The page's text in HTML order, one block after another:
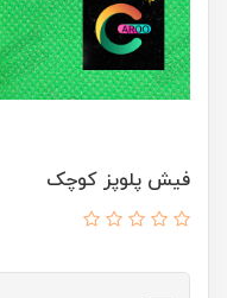
فیش پلوپز کوچک